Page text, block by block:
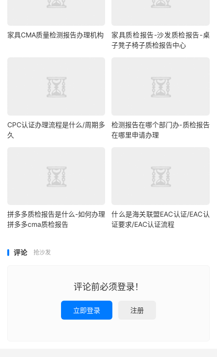
家具CMA质量检测报告办理机构
家具质检报告-沙发质检报告-桌
子凳子椅子质检报告中心
CPC认证办理流程是什么/周期多
久
检测报告在哪个部门办-质检报告
在哪里申请办理
拼多多质检报告是什么-如何办理
拼多多cma质检报告
什么是海关联盟EAC认证/EAC认
证要求/EAC认证流程
评论 抢沙发
评论前必须登录！
立即登录 注册